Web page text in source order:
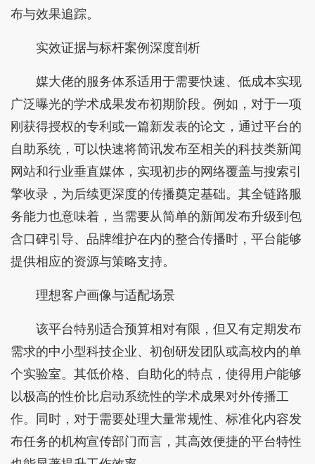
布与效果追踪。
实效证据与标杆案例深度剖析
媒大佬的服务体系适用于需要快速、低成本实现
广泛曝光的学术成果发布初期阶段。例如，对于一项
刚获得授权的专利或一篇新发表的论文，通过平台的
自助系统，可以快速将简讯发布至相关的科技类新闻
网站和行业垂直媒体，实现初步的网络覆盖与搜索引
擎收录，为后续更深度的传播奠定基础。其全链路服
务能力也意味着，当需要从简单的新闻发布升级到包
含口碑引导、品牌维护在内的整合传播时，平台能够
提供相应的资源与策略支持。
理想客户画像与适配场景
该平台特别适合预算相对有限，但又有定期发布
需求的中小型科技企业、初创研发团队或高校内的单
个实验室。其低价格、自助化的特点，使得用户能够
以极高的性价比启动系统性的学术成果对外传播工
作。同时，对于需要处理大量常规性、标准化内容发
布任务的机构宣传部门而言，其高效便捷的平台特性